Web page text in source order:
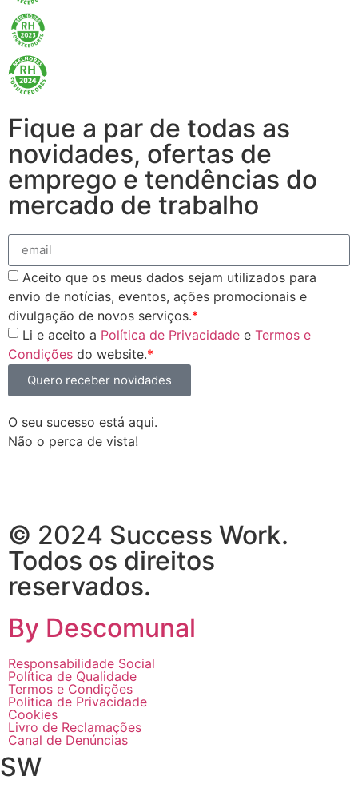
Fique a par de todas as
novidades, ofertas de
emprego e tendências do
mercado de trabalho
Aceito que os meus dados sejam utilizados para
envio de notícias, eventos, ações promocionais e
divulgação de novos serviços.*
Li e aceito a Política de Privacidade e Termos e
Condições do website.*
Quero receber novidades
O seu sucesso está aqui.
Não o perca de vista!
© 2024 Success Work.
Todos os direitos
reservados.
By Descomunal
Responsabilidade Social
Política de Qualidade
Termos e Condições
Politica de Privacidade
Cookies
Livro de Reclamações
Canal de Denúncias
SW